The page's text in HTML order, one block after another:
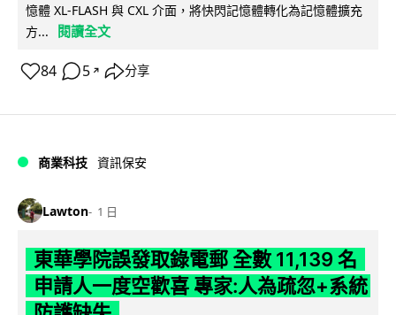
憶體 XL-FLASH 與 CXL 介面，將快閃記憶體轉化為記憶體擴充
方...
閱讀全文
84 5 ↗ 分享
商業科技 資訊保安
Lawton 1 日
東華學院誤發取錄電郵 全數 11,139 名
申請人一度空歡喜 專家:人為疏忽+系統